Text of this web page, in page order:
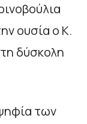
ουσία ο Κ.
δύσκολη
των